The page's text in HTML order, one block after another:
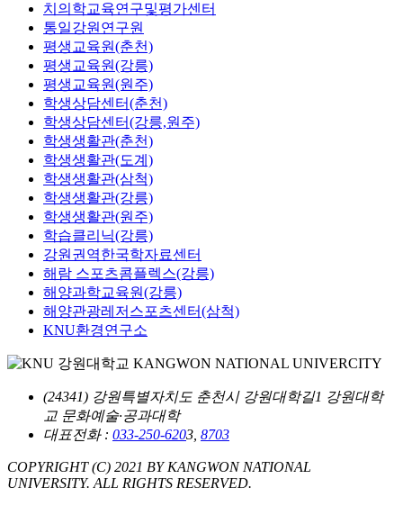
치의학교육연구및평가센터
통일강원연구원
평생교육원(춘천)
평생교육원(강릉)
평생교육원(원주)
학생상담센터(춘천)
학생상담센터(강릉,원주)
학생생활관(춘천)
학생생활관(도계)
학생생활관(삼척)
학생생활관(강릉)
학생생활관(원주)
학습클리닉(강릉)
강원권역한국학자료센터
해람 스포츠콤플렉스(강릉)
해양과학교육원(강릉)
해양관광레저스포츠센터(삼척)
KNU환경연구소
(24341) 강원특별자치도 춘천시 강원대학길1 강원대학
교 문화예술·공과대학
대표전화 : 033-250-6203, 8703
COPYRIGHT (C) 2021 BY KANGWON NATIONAL
UNIVERSITY. ALL RIGHTS RESERVED.